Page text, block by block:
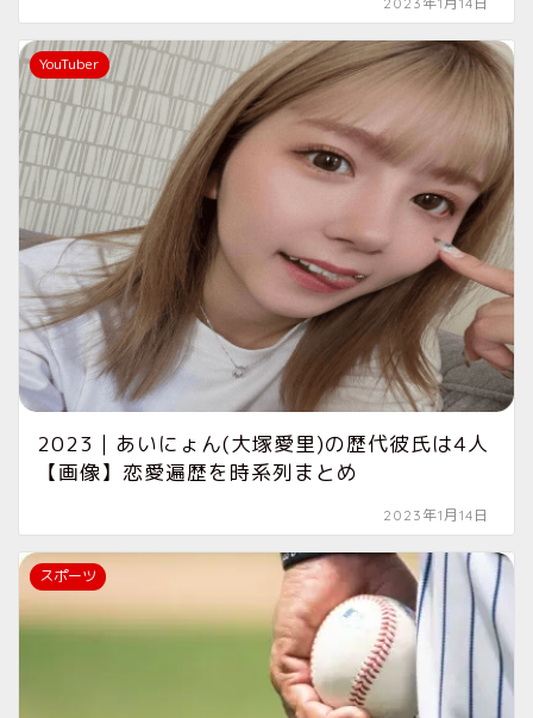
YouTuber
2023｜あいにょん(大塚愛里)の歴代彼氏は4人
【画像】恋愛遍歴を時系列まとめ
2023年1月14日
スポーツ